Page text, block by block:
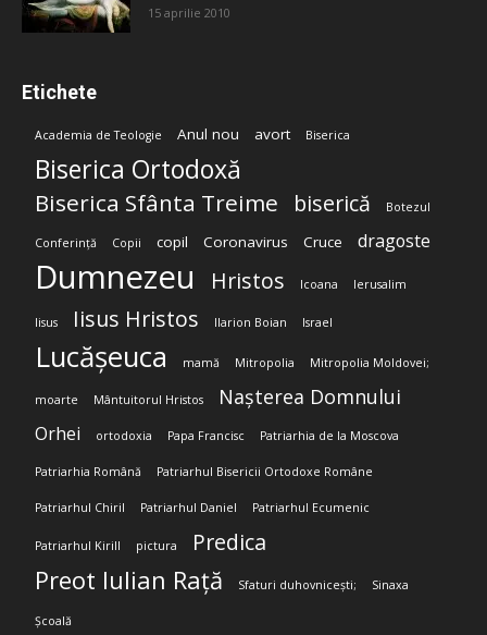
15 aprilie 2010
Etichete
Academia de Teologie Anul nou avort Biserica
Biserica Ortodoxă
Biserica Sfânta Treime biserică Botezul
Conferință Copii copil Coronavirus Cruce dragoste
Dumnezeu Hristos Icoana Ierusalim
Iisus Iisus Hristos Ilarion Boian Israel
Lucășeuca mamă Mitropolia Mitropolia Moldovei;
moarte Mântuitorul Hristos Nașterea Domnului
Orhei ortodoxia Papa Francisc Patriarhia de la Moscova
Patriarhia Română Patriarhul Bisericii Ortodoxe Române
Patriarhul Chiril Patriarhul Daniel Patriarhul Ecumenic
Patriarhul Kirill pictura Predica
Preot Iulian Rață Sfaturi duhovnicești; Sinaxa
Școală